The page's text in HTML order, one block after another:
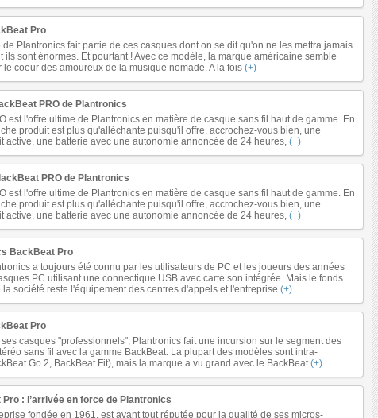
Pro
de Plantronics fait partie de ces casques dont on se dit qu'on ne les mettra jamais
ils sont énormes. Et pourtant ! Avec ce modèle, la marque américaine semble
coeur des amoureux de la musique nomade. A la fois (+)
PRO de Plantronics
est l'offre ultime de Plantronics en matière de casque sans fil haut de gamme. En
produit est plus qu'alléchante puisqu'il offre, accrochez-vous bien, une
active, une batterie avec une autonomie annoncée de 24 heures, (+)
PRO de Plantronics
est l'offre ultime de Plantronics en matière de casque sans fil haut de gamme. En
produit est plus qu'alléchante puisqu'il offre, accrochez-vous bien, une
active, une batterie avec une autonomie annoncée de 24 heures, (+)
BackBeat Pro
a toujours été connu par les utilisateurs de PC et les joueurs des années
PC utilisant une connectique USB avec carte son intégrée. Mais le fonds
société reste l'équipement des centres d'appels et l'entreprise (+)
Pro
casques "professionnels", Plantronics fait une incursion sur le segment des
sans fil avec la gamme BackBeat. La plupart des modèles sont intra-
Go 2, BackBeat Fit), mais la marque a vu grand avec le BackBeat(+)
: l’arrivée en force de Plantronics
fondée en 1961, est avant tout réputée pour la qualité de ses micros-